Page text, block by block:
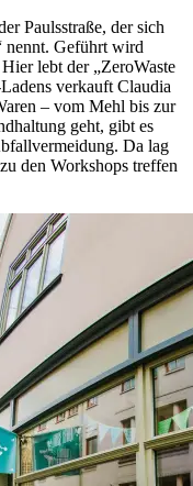
Paulsstraße, der sich
nennt. Geführt wird
lebt der „ZeroWaste
verkauft Claudia
– vom Mehl bis zur
geht, gibt es
Da lag
den Workshops treffen